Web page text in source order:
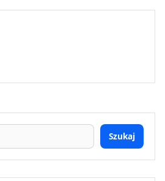
Szukaj